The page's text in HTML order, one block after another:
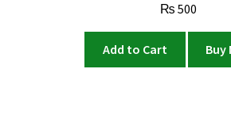
₨ 500
Add to Cart Buy